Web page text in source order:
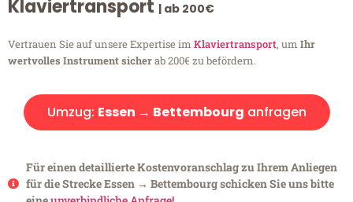
Klaviertransport | ab 200€
Vertrauen Sie auf unsere Expertise im Klaviertransport, um Ihr
wertvolles Instrument sicherab 200€ zu befördern.
Umzug: Essen → Bettembourg anfragen
Für einen detaillierte Kostenvoranschlag zu Ihrem Anliegen
für die Strecke Essen → Bettembourg schicken Sie uns bitte